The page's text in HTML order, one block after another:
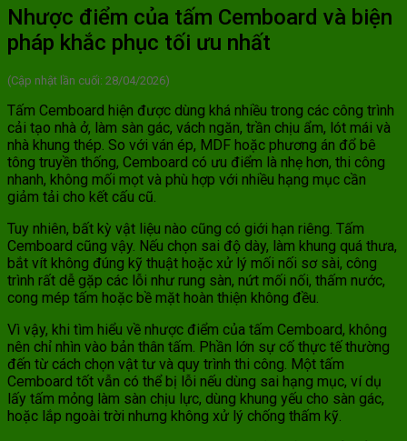
Nhược điểm của tấm Cemboard và biện
pháp khắc phục tối ưu nhất
(Cập nhật lần cuối: 28/04/2026)
Tấm Cemboard hiện được dùng khá nhiều trong các công trình
cải tạo nhà ở, làm sàn gác, vách ngăn, trần chịu ẩm, lót mái và
nhà khung thép. So với ván ép, MDF hoặc phương án đổ bê
tông truyền thống, Cemboard có ưu điểm là nhẹ hơn, thi công
nhanh, không mối mọt và phù hợp với nhiều hạng mục cần
giảm tải cho kết cấu cũ.
Tuy nhiên, bất kỳ vật liệu nào cũng có giới hạn riêng. Tấm
Cemboard cũng vậy. Nếu chọn sai độ dày, làm khung quá thưa,
bắt vít không đúng kỹ thuật hoặc xử lý mối nối sơ sài, công
trình rất dễ gặp các lỗi như rung sàn, nứt mối nối, thấm nước,
cong mép tấm hoặc bề mặt hoàn thiện không đều.
Vì vậy, khi tìm hiểu về nhược điểm của tấm Cemboard, không
nên chỉ nhìn vào bản thân tấm. Phần lớn sự cố thực tế thường
đến từ cách chọn vật tư và quy trình thi công. Một tấm
Cemboard tốt vẫn có thể bị lỗi nếu dùng sai hạng mục, ví dụ
lấy tấm mỏng làm sàn chịu lực, dùng khung yếu cho sàn gác,
hoặc lắp ngoài trời nhưng không xử lý chống thấm kỹ.